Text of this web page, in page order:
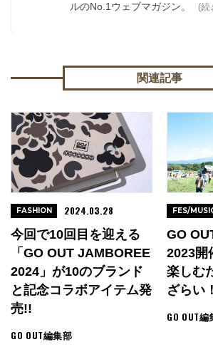
ルのNo.1ウェブマガジン。
(続
関連記事
今回で10回目を迎える
「GO OUT JAMBOREE
2024」が10のブランド
と記念コラボアイテム発
売!!
GO OUT編集部
FASHION 2024.03.28
GO
2023開
楽しむ
ざらい！
GO OUT編
FES/